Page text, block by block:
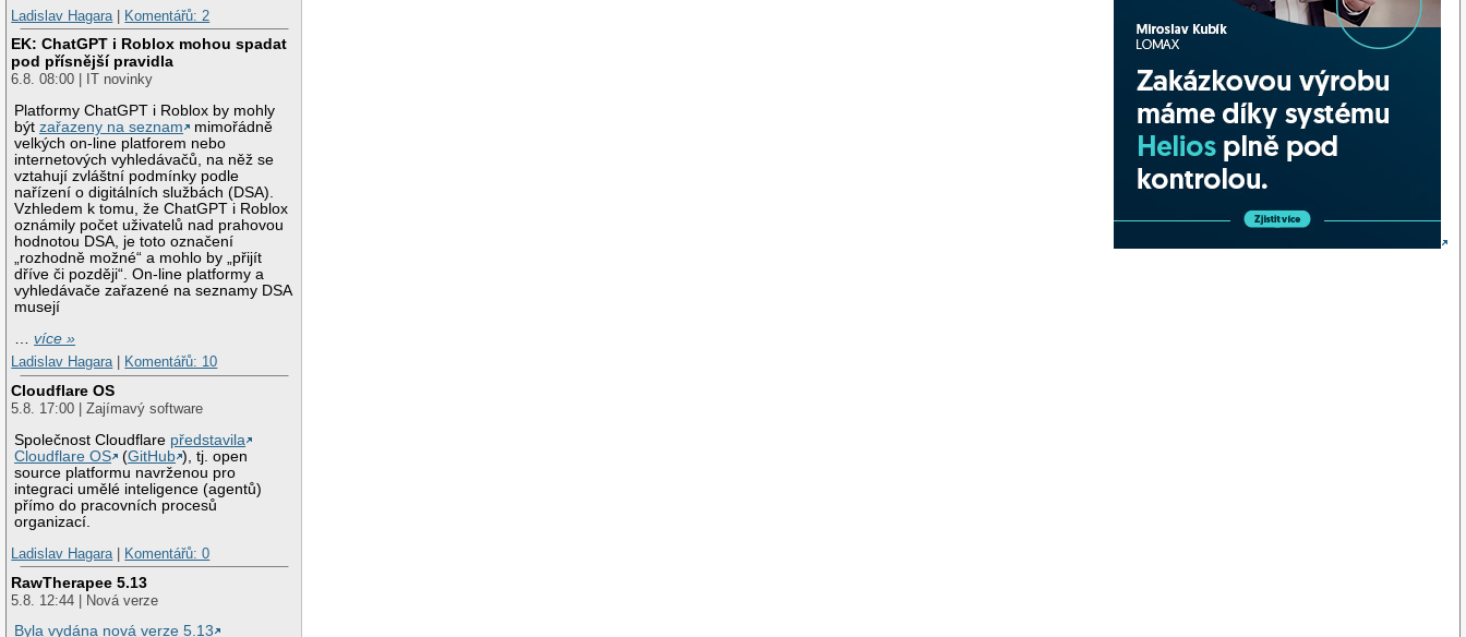
Ladislav Hagara
Komentářů: 2
EK: ChatGPT i Roblox mohou spadat
pod přísnější pravidla
6.8. 08:00 | IT novinky
Platformy ChatGPT i Roblox by mohly
býtzařazeny na seznam
mimořádně
velkých on-line platforem nebo
internetových vyhledávačů, na něž se
vztahují zvláštní podmínky podle
nařízení o digitálních službách (DSA).
Vzhledem k tomu, že ChatGPT i Roblox
oznámily počet uživatelů nad prahovou
hodnotou DSA, je toto označení
„rozhodně možné“ a mohlo by „přijít
dříve či později“. On-line platformy a
vyhledávače zařazené na seznamy DSA
musejí
…více »
Ladislav Hagara| Komentářů: 10
Cloudflare OS
5.8. 17:00 | Zajímavý software
Společnost Cloudflare představila
Cloudflare OS
(GitHub ), tj. open
source platformu navrženou pro
integraci umělé inteligence (agentů)
přímo do pracovních procesů
organizací.
Ladislav Hagara| Komentářů: 0
RawTherapee 5.13
5.8. 12:44 | Nová verze
Byla vydána nová verze 5.13